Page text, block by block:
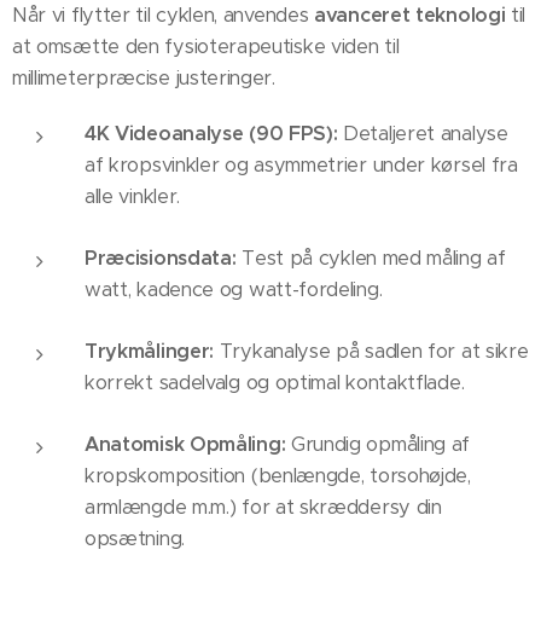
Når vi flytter til cyklen, anvendes avanceret teknologi til
at omsætte den fysioterapeutiske viden til
millimeterpræcise justeringer.
4K Videoanalyse (90 FPS): Detaljeret analyse
af kropsvinkler og asymmetrier under kørsel fra
alle vinkler.
Præcisionsdata: Test på cyklen med måling af
watt, kadence og watt-fordeling.
Trykmålinger: Trykanalyse på sadlen for at sikre
korrekt sadelvalg og optimal kontaktflade.
Anatomisk Opmåling: Grundig opmåling af
kropskomposition (benlængde, torsohøjde,
armlængde m.m.) for at skræddersy din
opsætning.